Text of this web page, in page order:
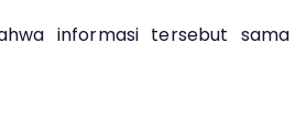
informasi tersebut sama